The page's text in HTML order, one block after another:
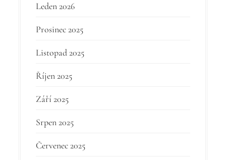
Leden 2026
Prosinec 2025
Listopad 2025
Říjen 2025
Září 2025
Srpen 2025
Červenec 2025